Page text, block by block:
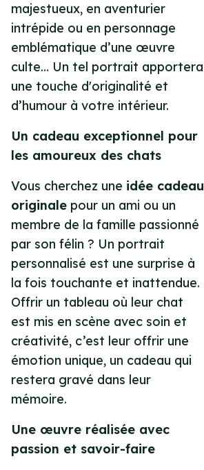
majestueux, en aventurier
intrépide ou en personnage
emblématique d’une œuvre
culte… Un tel portrait apportera
une touche d'originalité et
d’humour à votre intérieur.
Un cadeau exceptionnel pour
les amoureux des chats
Vous cherchez une idée cadeau
originale pour un ami ou un
membre de la famille passionné
par son félin ? Un portrait
personnalisé est une surprise à
la fois touchante et inattendue.
Offrir un tableau où leur chat
est mis en scène avec soin et
créativité, c’est leur offrir une
émotion unique, un cadeau qui
restera gravé dans leur
mémoire.
Une œuvre réalisée avec
passion et savoir-faire